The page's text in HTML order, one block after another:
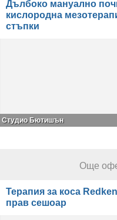
Дълбоко мануално
кислородна
стъпки
Студио Бютишън
Още
Терапия за коса
прав сешоар